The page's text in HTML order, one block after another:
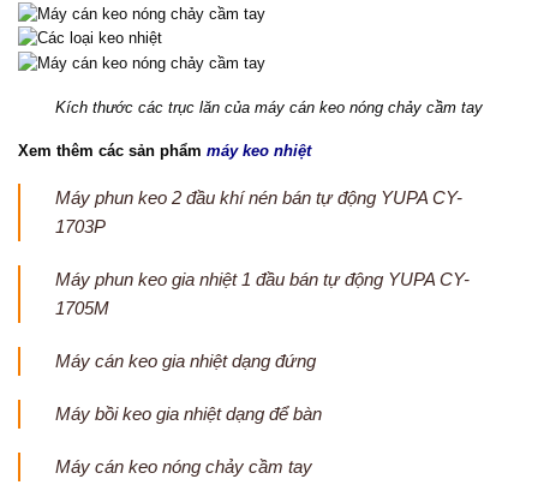
Kích thước các trục lăn của máy cán keo nóng chảy cầm tay
Xem thêm các sản phẩm máy keo nhiệt
Máy phun keo 2 đầu khí nén bán tự động YUPA CY-
1703P
Máy phun keo gia nhiệt 1 đầu bán tự động YUPA CY-
1705M
Máy cán keo gia nhiệt dạng đứng
Máy bồi keo gia nhiệt dạng để bàn
Máy cán keo nóng chảy cầm tay